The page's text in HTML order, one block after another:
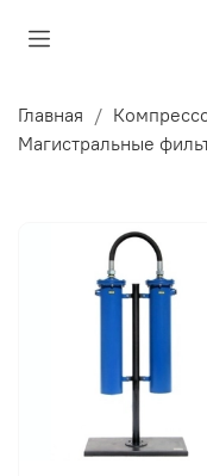
Главная
Магистральные